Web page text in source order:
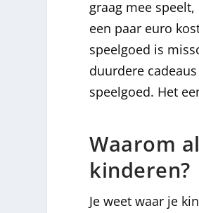
graag mee
een paar euro
speelgoed is
duurdere
speelgoed. Het
Waarom
kinderen?
Je weet waar je